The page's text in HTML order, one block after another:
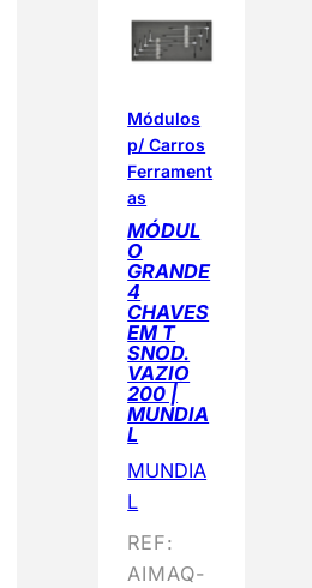
Módulos
p/ Carros
Ferrament
as
MÓDUL
O
GRANDE
4
CHAVES
EM T
SNOD.
VAZIO
200 |
MUNDIA
L
MUNDIA
L
REF:
AIMAQ-